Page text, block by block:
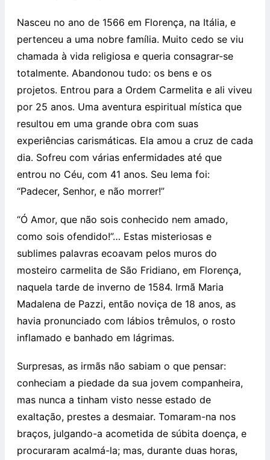
Nasceu no ano de 1566 em Florença, na Itália, e
pertenceu a uma nobre família. Muito cedo se viu
chamada à vida religiosa e queria consagrar-se
totalmente. Abandonou tudo: os bens e os
projetos. Entrou para a Ordem Carmelita e ali viveu
por 25 anos. Uma aventura espiritual mística que
resultou em uma grande obra com suas
experiências carismáticas. Ela amou a cruz de cada
dia. Sofreu com várias enfermidades até que
entrou no Céu, com 41 anos. Seu lema foi:
“Padecer, Senhor, e não morrer!”
“Ó Amor, que não sois conhecido nem amado,
como sois ofendido!”… Estas misteriosas e
sublimes palavras ecoavam pelos muros do
mosteiro carmelita de São Fridiano, em Florença,
naquela tarde de inverno de 1584. Irmã Maria
Madalena de Pazzi, então noviça de 18 anos, as
havia pronunciado com lábios trêmulos, o rosto
inflamado e banhado em lágrimas.
Surpresas, as irmãs não sabiam o que pensar:
conheciam a piedade da sua jovem companheira,
mas nunca a tinham visto nesse estado de
exaltação, prestes a desmaiar. Tomaram-na nos
braços, julgando-a acometida de súbita doença, e
procuraram acalmá-la; mas, durante duas horas,